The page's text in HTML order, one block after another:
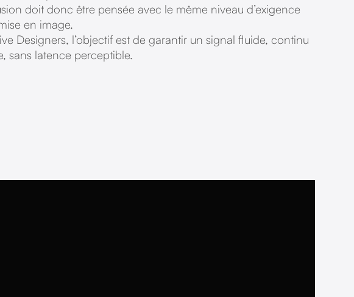
doit donc être pensée avec le même niveau d’exigence
en image.
Designers, l’objectif est de garantir un signal fluide, continu
sans latence perceptible.